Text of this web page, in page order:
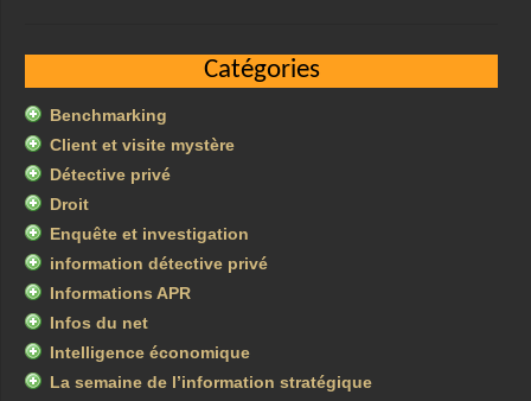
Catégories
Benchmarking
Client et visite mystère
Détective privé
Droit
Enquête et investigation
information détective privé
Informations APR
Infos du net
Intelligence économique
La semaine de l’information stratégique